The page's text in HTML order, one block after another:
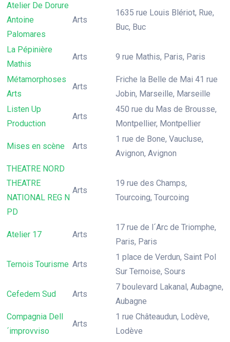
Atelier De Dorure
Antoine
Palomares
Arts
1635 rue Louis Blériot, Rue,
Buc, Buc
La Pépinière
Mathis
Arts 9 rue Mathis, Paris, Paris
Métamorphoses
Arts
Arts
Friche la Belle de Mai 41 rue
Jobin, Marseille, Marseille
Listen Up
Production
Arts
450 rue du Mas de Brousse,
Montpellier, Montpellier
Mises en scène Arts
1 rue de Bone, Vaucluse,
Avignon, Avignon
THEATRE NORD
THEATRE
NATIONAL REG N
PD
Arts
19 rue des Champs,
Tourcoing, Tourcoing
Atelier 17 Arts
17 rue de l´Arc de Triomphe,
Paris, Paris
Ternois Tourisme Arts
1 place de Verdun, Saint Pol
Sur Ternoise, Sours
Cefedem Sud Arts
7 boulevard Lakanal, Aubagne,
Aubagne
Compagnia Dell
´improvviso
Arts
1 rue Châteaudun, Lodève,
Lodève